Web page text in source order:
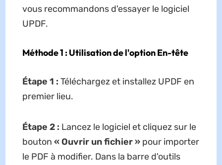
vous recommandons d'essayer le logiciel
UPDF.
Méthode 1 : Utilisation de l'option En-tête
Étape 1 : Téléchargez et installez UPDF en
premier lieu.
Étape 2 : Lancez le logiciel et cliquez sur le
bouton « Ouvrir un fichier »pour importer
le PDF à modifier. Dans la barre d'outils